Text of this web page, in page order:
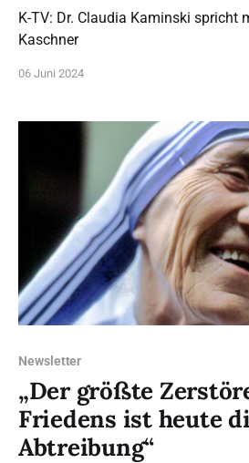
K-TV: Dr. Claudia Kaminski spricht
Kaschner
06 Juni 2024
Newsletter
„Der größte
Friedens ist heute
Abtreibung“